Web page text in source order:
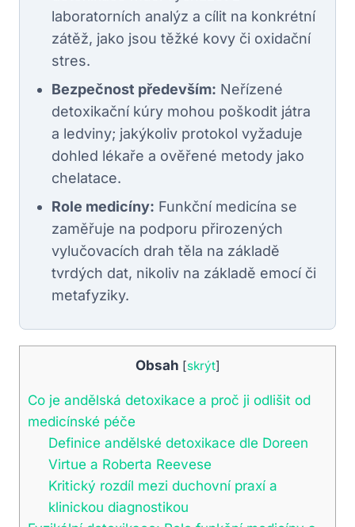
laboratorních analýz a cílit na konkrétní
zátěž, jako jsou těžké kovy či oxidační
stres.
Bezpečnost především: Neřízené
detoxikační kúry mohou poškodit játra
a ledviny; jakýkoliv protokol vyžaduje
dohled lékaře a ověřené metody jako
chelatace.
Role medicíny: Funkční medicína se
zaměřuje na podporu přirozených
vylučovacích drah těla na základě
tvrdých dat, nikoliv na základě emocí či
metafyziky.
Obsah [skrýt]
Co je andělská detoxikace a proč ji odlišit od
medicínské péče
Definice andělské detoxikace dle Doreen
Virtue a Roberta Reevese
Kritický rozdíl mezi duchovní praxí a
klinickou diagnostikou